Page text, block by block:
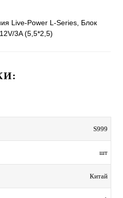
Live-Power L-Series, Блок
3A (5,5*2,5)
S999
шт
Китай